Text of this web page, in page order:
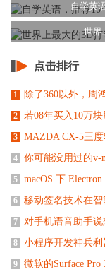
自学英
世界
点击排行
1 除了360以外，周
2 若08年买入10万
3 MAZDA CX-5三
4 你可能没用过的v-
5 macOS 下
6 移动签名技术在
7 对手机语音助手
8 小程序开发神兵利
9 微软的Surface